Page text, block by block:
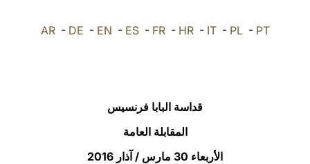
العربيّة AR- DE - EN - ES- FR- HR- IT- PL- PT
قداسة البابا فرنسيس
المقابلة العامة
الأربعاء 30 مارس / آذار 2016